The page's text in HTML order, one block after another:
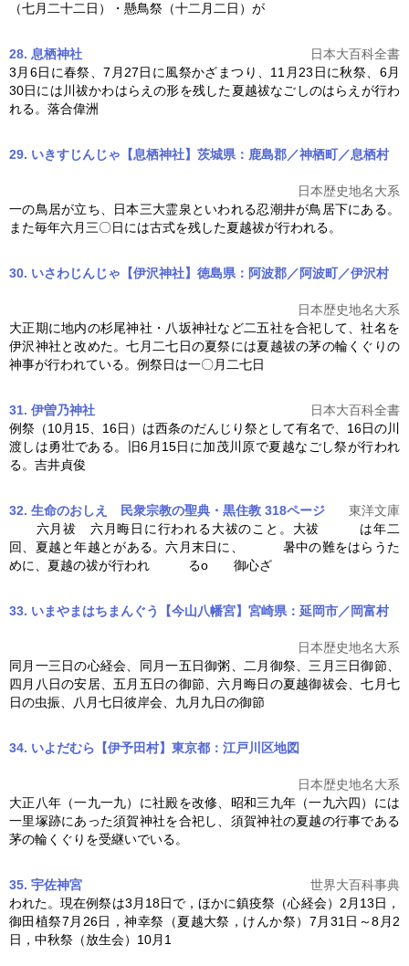
（七月二十二日）・懸鳥祭（十二月二日）が
28. 息栖神社
日本大百科全書
3月6日に春祭、7月27日に風祭かざまつり、11月23日に秋祭、6月
30日には川祓かわはらえの形を残した夏越祓なごしのはらえが行わ
れる。落合偉洲
29. いきすじんじゃ【息栖神社】茨城県：鹿島郡／神栖町／息栖村
日本歴史地名大系
一の鳥居が立ち、日本三大霊泉といわれる忍潮井が鳥居下にある。
また毎年六月三〇日には古式を残した夏越祓が行われる。
30. いさわじんじゃ【伊沢神社】徳島県：阿波郡／阿波町／伊沢村
日本歴史地名大系
大正期に地内の杉尾神社・八坂神社など二五社を合祀して、社名を
伊沢神社と改めた。七月二七日の夏祭には夏越祓の茅の輪くぐりの
神事が行われている。例祭日は一〇月二七日
31. 伊曽乃神社
日本大百科全書
例祭（10月15、16日）は西条のだんじり祭として有名で、16日の川
渡しは勇壮である。旧6月15日に加茂川原で夏越なごし祭が行われ
る。吉井貞俊
32. 生命のおしえ 民衆宗教の聖典・黒住教 318ページ
東洋文庫
六月祓 六月晦日に行われる大祓のこと。大祓 は年二
回、 夏越と年越とがある。六月末日に、 暑中の難をはらうた
めに、 夏越の祓が行われ るo 御心ざ
33. いまやまはちまんぐう【今山八幡宮】宮崎県：延岡市／岡富村
日本歴史地名大系
同月一三日の心経会、同月一五日御粥、二月御祭、三月三日御節、
四月八日の安居、五月五日の御節、六月晦日の夏越御祓会、七月七
日の虫振、八月七日彼岸会、九月九日の御節
34. いよだむら【伊予田村】東京都：江戸川区地図
日本歴史地名大系
大正八年（一九一九）に社殿を改修、昭和三九年（一九六四）には
一里塚跡にあった須賀神社を合祀し、須賀神社の夏越の行事である
茅の輪くぐりを受継いでいる。
35. 宇佐神宮
世界大百科事典
われた。現在例祭は3月18日で，ほかに鎮疫祭（心経会）2月13日，
御田植祭7月26日，神幸祭（夏越大祭，けんか祭）7月31日～8月2
日，中秋祭（放生会）10月1